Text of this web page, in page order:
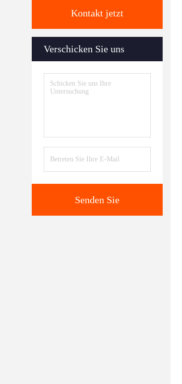
Kontakt jetzt
Verschicken Sie uns
Senden Sie